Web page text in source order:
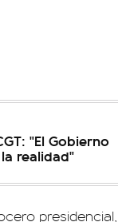
"El Gobierno
realidad"
presidencial,